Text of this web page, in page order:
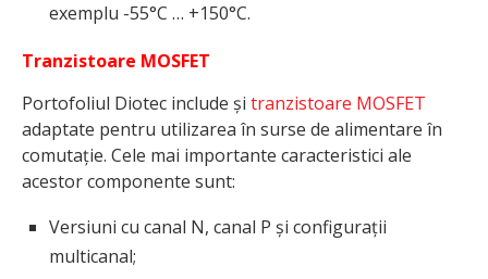
exemplu -55°C … +150°C.
Tranzistoare MOSFET
Portofoliul Diotec include și tranzistoare MOSFET
adaptate pentru utilizarea în surse de alimentare în
comutație. Cele mai importante caracteristici ale
acestor componente sunt:
Versiuni cu canal N, canal P și configurații
multicanal;